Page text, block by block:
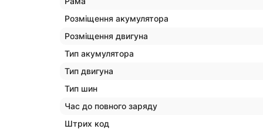
Розміщення акумулятора
Розміщення двигуна
Тип акумулятора
Тип двигуна
Тип шин
Час до повного заряду
Штрих код